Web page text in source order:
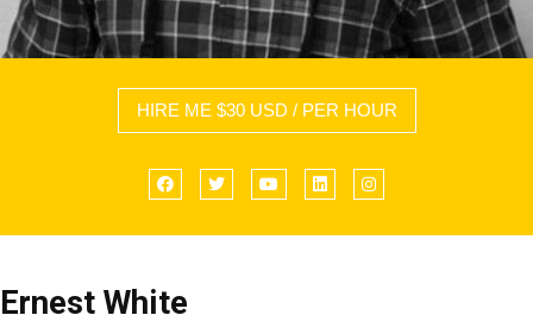
HIRE ME $30 USD / PER HOUR
FacebookTwitter YouTubeLinkedInInstagram
Ernest White